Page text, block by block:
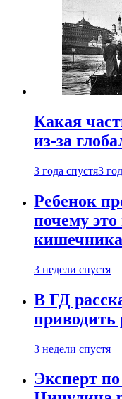
Какая
из-за
3 года спустя3
Ребенок
почему это
кишечника
3 недели спустя
В ГД
приводить
3 недели спустя
Эксперт